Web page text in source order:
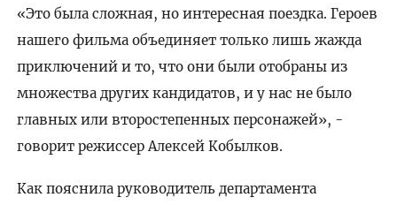
«Это была сложная, но интересная поездка. Героев
нашего фильма объединяет только лишь жажда
приключений и то, что они были отобраны из
множества других кандидатов, и у нас не было
главных или второстепенных персонажей», -
говорит режиссер Алексей Кобылков.
Как пояснила руководитель департамента